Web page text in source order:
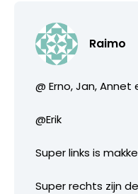
Raimo
@ Erno, Jan, Annet
@Erik
Super links is
Super rechts zijn